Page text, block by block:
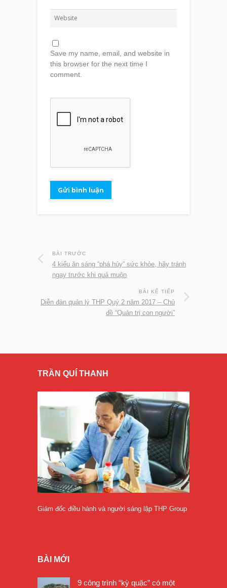
Save my name, email, and website in
this browser for the next time I
comment.
BÀI TRƯỚC
4 kiểu ăn sáng “phá hủy” sức khỏe, hãy tránh
ngay trước khi quá muộn
BÀI KẾ TIẾP
Diễn đàn quản lý THP Quý 2 năm 2017 – Chủ
đề “Quản trị con người”
TRẦN QUÍ THANH
Giám đốc điều hành và người sáng lập THP Group
BÀI MỚI
9 công trình “kỳ quặc” có một